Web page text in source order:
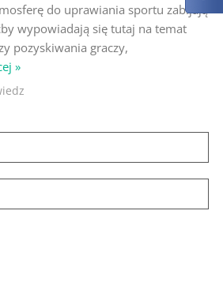
do uprawiania sportu zabijają
wypowiadają się tutaj na temat
pozyskiwania graczy,
»